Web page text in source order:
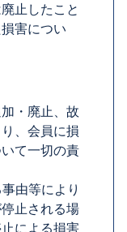
止したこと
害につい
・廃止、故
、会員に損
て一切の責
由等により
止される場
による損害